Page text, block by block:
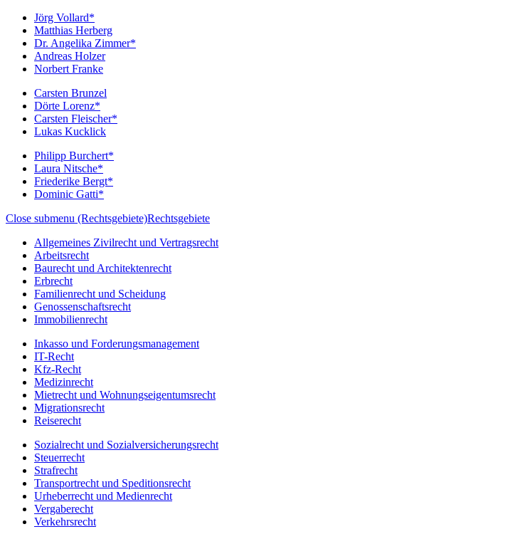
Jörg Vollard*
Matthias Herberg
Dr. Angelika Zimmer*
Andreas Holzer
Norbert Franke
Carsten Brunzel
Dörte Lorenz*
Carsten Fleischer*
Lukas Kucklick
Philipp Burchert*
Laura Nitsche*
Friederike Bergt*
Dominic Gatti*
Close submenu (Rechtsgebiete)Rechtsgebiete
Allgemeines Zivilrecht und Vertragsrecht
Arbeitsrecht
Baurecht und Architektenrecht
Erbrecht
Familienrecht und Scheidung
Genossenschaftsrecht
Immobilienrecht
Inkasso und Forderungsmanagement
IT-Recht
Kfz-Recht
Medizinrecht
Mietrecht und Wohnungseigentumsrecht
Migrationsrecht
Reiserecht
Sozialrecht und Sozialversicherungsrecht
Steuerrecht
Strafrecht
Transportrecht und Speditionsrecht
Urheberrecht und Medienrecht
Vergaberecht
Verkehrsrecht